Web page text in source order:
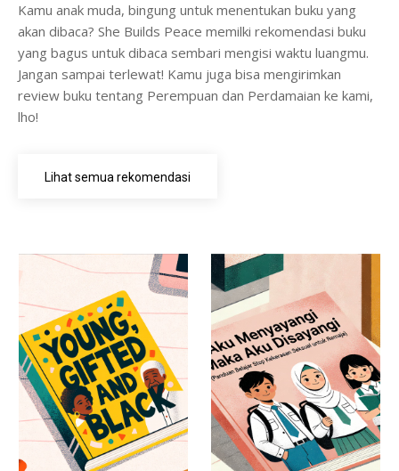
Kamu anak muda, bingung untuk menentukan buku yang
akan dibaca? She Builds Peace memilki rekomendasi buku
yang bagus untuk dibaca sembari mengisi waktu luangmu.
Jangan sampai terlewat! Kamu juga bisa mengirimkan
review buku tentang Perempuan dan Perdamaian ke kami,
lho!
Lihat semua rekomendasi